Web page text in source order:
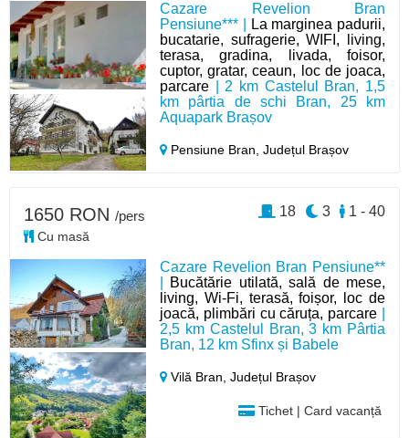
Cazare Revelion Bran
Pensiune*** |
La marginea padurii,
bucatarie, sufragerie, WIFI, living,
terasa, gradina, livada, foisor,
cuptor, gratar, ceaun, loc de joaca,
parcare | 2 km Castelul Bran, 1,5
km pârtia de schi Bran, 25 km
Aquapark Brașov
Pensiune Bran,Județul Brașov
Cazare Revelion Bran Pensiune**
Bucătărie utilată, sală de mese,
living, Wi-Fi, terasă, foișor, loc de
joacă, plimbări cu căruța, parcare
2,5 km Castelul Bran, 3 km Pârtia
Bran, 12 km Sfinx și Babele
Vilă Bran,Județul Brașov
Tichet | Card vacanță
1650 RON /pers
Cu masă
1 - 40
3
18